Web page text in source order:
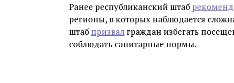
Ранее республиканский штаб
регионы, в которых наблюдается
штаб призвал граждан избегать
соблюдать санитарные нормы.